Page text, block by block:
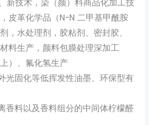
新技术，染（颜）料商品化加工技
皮革化学品（N-N 二甲基甲酰胺
，水处理剂，胶粘剂、密封胶、
料生产，颜料包膜处理深加工
）、氟化氢生产
光固化等低挥发性油墨、环保型有
香料以及香料组分的中间体柠檬醛